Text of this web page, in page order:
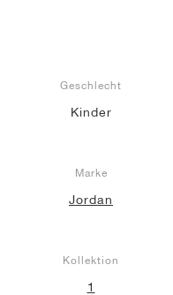
Geschlecht
Kinder
Marke
Jordan
Kollektion
1